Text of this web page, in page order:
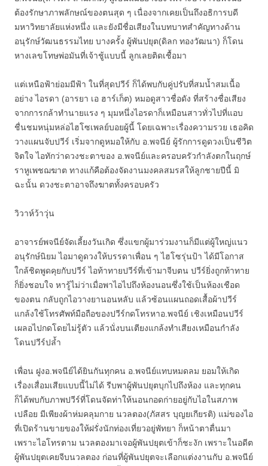
ต้องรักษาภาพลักษณ์ของตนสุด ๆ เนื่องจากเคยเป็นถึงอธิการบดี
มหาวิทยาลัยแห่งหนึ่ง และยังมีชื่อเสียงในบทบาทสำคัญทางด้าน
อนุรักษ์วัฒนธรรมไทย บางครั้ง ผู้พันปยุต(ดิลก ทองวัฒนา) ก็โดน
หางเลขโทษพ่อมันที่เจ้าชู้แบบนี้ ลูกเลยติดเชื้อมา
แต่เหนือฟ้าย่อมมีฟ้า ในที่สุดปวีร์ ก็ได้พบกับคู่ปรับที่สมน้ำสมเนื้อ
อย่าง ไอรดา (อารยา เอ ฮาร์เก็ต) หมอดูสาวชื่อดัง ที่สร้างชื่อเสียง
จากการกล้าทำนายแรง ๆ มุมหนึ่งไอรดาก็เหมือนสาวทั่วไปที่แอบ
ชื่นชมหนุ่มหล่อไฮโซเพลย์บอยผู้นี้ โดยเฉพาะเรื่องความรวย เธอคิด
วางแผนจับปวีร์ เริ่มจากดูหมอให้กับ อ.พจนีย์ ผู้รักการดูดวงเป็นชีวิต
จิตใจ ไอทักว่าดวงชะตาของ อ.พจนีย์และครอบครัวกำลังตกในฤกษ์
ราหูเพชฌฆาต ทางแก้คือต้องจัดงานมงคลสมรสให้ลูกชายปีนี้ มิ
ฉะนั้น ดวงชะตาอาจถึงฆาตทั้งครอบครัว
วิวาห์ว้าวุ่น
อาจารย์พจนีย์จัดเลี้ยงวันเกิด ซึ่งแขกผู้มาร่วมงานก็มีแต่ผู้ใหญ่แนว
อนุรักษ์นิยม ไอมาดูดวงให้บรรดาเพื่อน ๆ ไฮโซรุ่นป้า ได้มีโอกาส
ใกล้ชิดพูดคุยกับปวีร์ ไอท้าทายปวีร์ที่เข้ามาจีบตน ปวีร์ยิ่งถูกท้าทาย
ก็ยิ่งชอบใจ หารู้ไม่ว่าเมื่อพาไอไปถึงห้องนอนซึ่งใช้เป็นห้องเชือด
ของตน กลับถูกไอวางยานอนหลับ แล้วซ้อนแผนถอดเสื้อผ้าปวีร์
แกล้งใช้โทรศัพท์มือถือของปวีร์กดโทรหาอ.พจนีย์ เชิงเหมือนปวีร์
เผลอไปกดโดยไม่รู้ตัว แล้วนั่งบนเตียงแกล้งทำเสียงเหมือนกำลัง
โดนปวีร์ปล้ำ
เพื่อน ฝูงอ.พจนีย์ได้ยินกันทุกคน อ.พจนีย์แทบหมดลม ยอมให้เกิด
เรื่องเสื่อมเสียแบบนี้ไม่ได้ รีบพาผู้พันปยุตบุกไปถึงห้อง และทุกคน
ก็ได้พบกับภาพปวีร์ที่โดนจัดท่าให้นอนกอดก่ายอยู่กับไอในสภาพ
เปลือย มีเพียงผ้าห่มคลุมกาย นวลตอง(ภัสสร บุญยเกียรติ) แม่ของไอ
ที่เปิดร้านขายของให้ฝรั่งนักท่องเที่ยวอยู่พัทยา ก็หน้าตาตื่นมา
เพราะไอโทรตาม นวลตองมาเจอผู้พันปยุตเข้าก็ชะงัก เพราะในอดีต
ผู้พันปยุตเคยจีบนวลตอง ก่อนที่ผู้พันปยุตจะเลือกแต่งงานกับ อ.พจนีย์